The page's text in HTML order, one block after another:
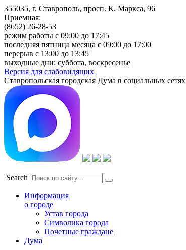
355035, г. Ставрополь, просп. К. Маркса, 96
Приемная:
(8652) 26-28-53
режим работы с 09:00 до 17:45
последняя пятница месяца с 09:00 до 17:00
перерыв с 13:00 до 13:45
выходные дни: суббота, воскресенье
Версия для слабовидящих
Ставропольская городская Дума в социальных сетях
Search
Информация
о городе
Устав города
Символика города
Почетные граждане
Дума